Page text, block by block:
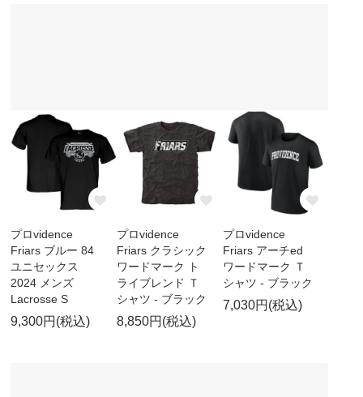
プロvidence
Friars ブルー 84
ユニセックス
2024 メンズ
Lacrosse S
9,300円(税込)
プロvidence
Friars クラシック
ワードマーク ト
ライブレンド Ｔ
シャツ - ブラック
8,850円(税込)
プロvidence
Friars アーチed
ワードマーク Ｔ
シャツ - ブラック
7,030円(税込)